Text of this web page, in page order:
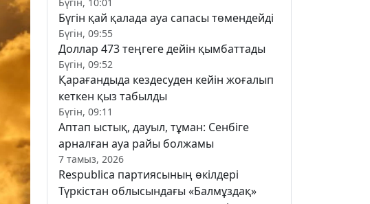
Бүгін қай қалада ауа сапасы төмендейді
Бүгін, 09:55
Доллар 473 теңгеге дейін қымбаттады
Бүгін, 09:52
Қарағандыда кездесуден кейін жоғалып
кеткен қыз табылды
Бүгін, 09:11
Аптап ыстық, дауыл, тұман: Сенбіге
арналған ауа райы болжамы
7 тамыз, 2026
Respublica партиясының өкілдері
Түркістан облысындағы «Балмұздақ»